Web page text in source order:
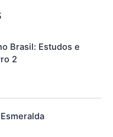
Brasil: Estudos e
2